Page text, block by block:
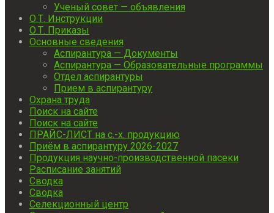
Ученый совет — объявления
О.Т. Инструкции
О.Т. Приказы
Основные сведения
Аспирантура — Документы
Аспирантура — Образовательные программы
Отдел аспирантуры
Прием в аспирантуру
Охрана труда
Поиск на сайте
Поиск на сайте
ПРАЙС-ЛИСТ на с.-х. продукцию
Приём в аспирантуру 2026-2027
Продукция научно-производственной пасеки
Расписание занятий
Сводка
Сводка
Селекционный центр